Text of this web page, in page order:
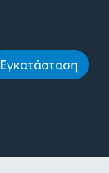
Εγκατάσταση